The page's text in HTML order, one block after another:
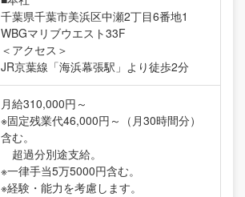
千葉県千葉市美浜区中瀬2丁目6番地1
WBGマリブウエスト33F
＜アクセス＞
JR京葉線「海浜幕張駅」より徒歩2分
月給310,000円～
※固定残業代46,000円～（月30時間分）
含む。
超過分別途支給。
※一律手当5万5000円含む。
※経験・能力を考慮します。